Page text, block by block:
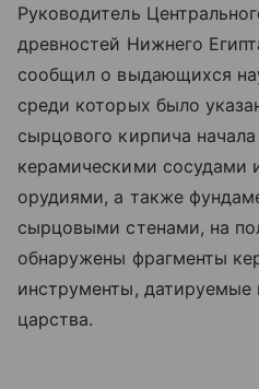
Руководитель
древностей Нижнего
сообщил о выдающихся
среди которых было
сырцового кирпича
керамическими сосудами
орудиями, а также
сырцовыми стенами, на
обнаружены фрагменты
инструменты, датируемые
царства.